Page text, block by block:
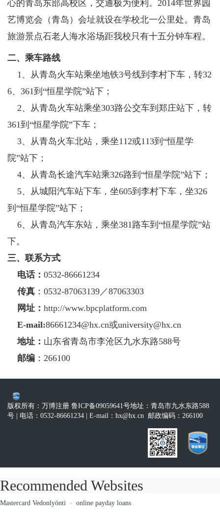
心的青岛东部高校区，交通极为便利。2014年世界园
艺博览会（青岛）会址就设在学校北一公里处。青岛
旅游景点石老人海水浴场距我校只有十五分钟车程。
二、乘车路线
1、从青岛火车站乘坐地铁3号线到李村下车，转32
6、361到“恒星学院”站下；
2、从青岛火车站乘坐303路公交车到郑庄站下，转
361到“恒星学院”下车；
3、从青岛火车北站，乘坐112或113到“恒星学
院”站下；
4、从青岛长途汽车站乘326路到“恒星学院”站下；
5、从城阳汽车站下车，坐605到李村下车，坐326
到“恒星学院”站下；
6、从青岛汽车东站，乘坐381路车到“恒星学院”站
下。
三、联系方式
电话： 0532-86661234
传真 ：0532-87063139／87063303
网址： http://www.bpcplatform.com
E-mail:86661234@hx.cn或university@hx.cn
地址： 山东省青岛市李沧区九水东路588号
邮编 ：266100
版权所有：万博注册 鲁ICP备09059641号地址：青岛市九水东路588
号 | 电话：0532-86661234 | E-mail： hx@hx.cn 邮政编码：266100
Recommended Websites
Mastercard Vedonlyönti · online payday loans